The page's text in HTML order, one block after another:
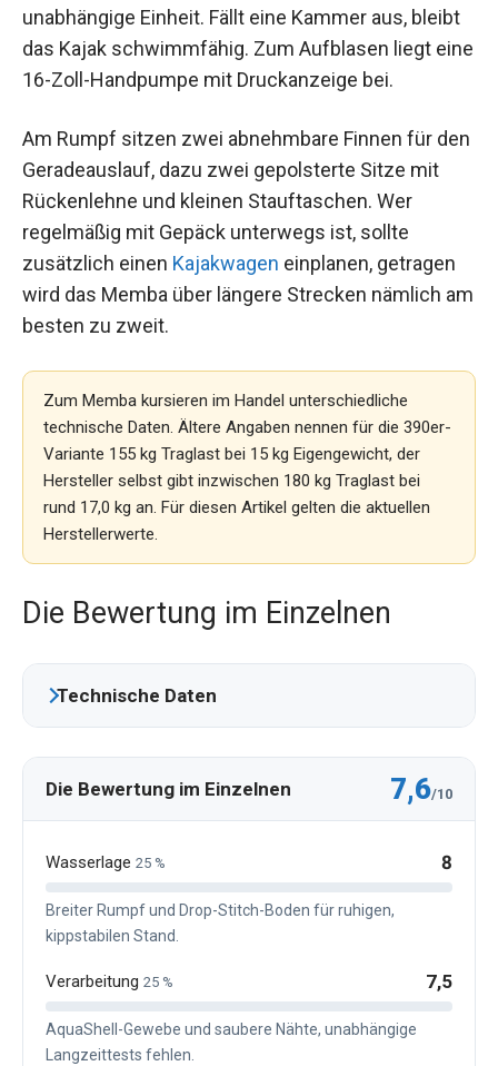
unabhängige Einheit. Fällt eine Kammer aus, bleibt
das Kajak schwimmfähig. Zum Aufblasen liegt eine
16-Zoll-Handpumpe mit Druckanzeige bei.
Am Rumpf sitzen zwei abnehmbare Finnen für den
Geradeauslauf, dazu zwei gepolsterte Sitze mit
Rückenlehne und kleinen Stauftaschen. Wer
regelmäßig mit Gepäck unterwegs ist, sollte
zusätzlich einen Kajakwagen einplanen, getragen
wird das Memba über längere Strecken nämlich am
besten zu zweit.
Zum Memba kursieren im Handel unterschiedliche
technische Daten. Ältere Angaben nennen für die 390er-
Variante 155 kg Traglast bei 15 kg Eigengewicht, der
Hersteller selbst gibt inzwischen 180 kg Traglast bei
rund 17,0 kg an. Für diesen Artikel gelten die aktuellen
Herstellerwerte.
Die Bewertung im Einzelnen
Technische Daten
Die Bewertung im Einzelnen 7,6/10
Wasserlage 25 % 8
Breiter Rumpf und Drop-Stitch-Boden für ruhigen,
kippstabilen Stand.
Verarbeitung 25 % 7,5
AquaShell-Gewebe und saubere Nähte, unabhängige
Langzeittests fehlen.